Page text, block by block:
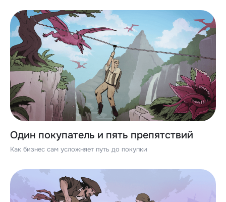
Один покупатель и пять препятствий
Как бизнес сам усложняет путь до покупки